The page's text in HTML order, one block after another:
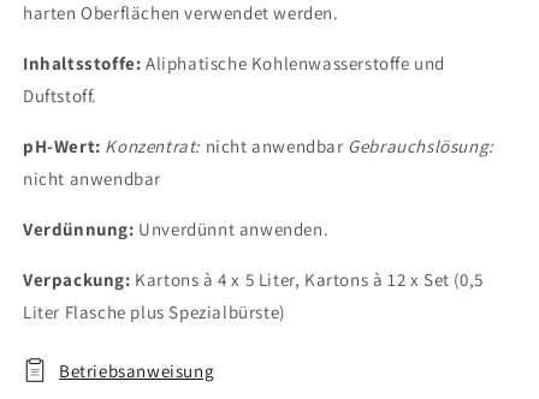
harten Oberflächen verwendet werden.
Inhaltsstoffe: Aliphatische Kohlenwasserstoffe und
Duftstoff.
pH-Wert: Konzentrat: nicht anwendbar Gebrauchslösung:
nicht anwendbar
Verdünnung: Unverdünnt anwenden.
Verpackung: Kartons à 4 x 5 Liter, Kartons à 12 x Set (0,5
Liter Flasche plus Spezialbürste)
Betriebsanweisung